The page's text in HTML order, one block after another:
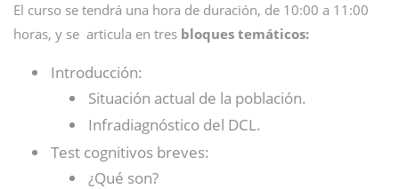
El curso se tendrá una hora de duración, de 10:00 a 11:00
horas, y se articula en tres bloques temáticos:
Introducción:
Situación actual de la población.
Infradiagnóstico del DCL.
Test cognitivos breves:
¿Qué son?